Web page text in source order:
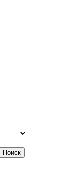
Поиск